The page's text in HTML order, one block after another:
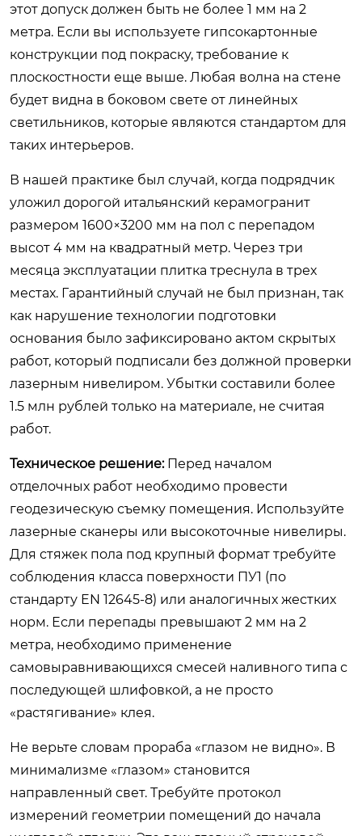
этот допуск должен быть не более 1 мм на 2
метра. Если вы используете гипсокартонные
конструкции под покраску, требование к
плоскостности еще выше. Любая волна на стене
будет видна в боковом свете от линейных
светильников, которые являются стандартом для
таких интерьеров.
В нашей практике был случай, когда подрядчик
уложил дорогой итальянский керамогранит
размером 1600×3200 мм на пол с перепадом
высот 4 мм на квадратный метр. Через три
месяца эксплуатации плитка треснула в трех
местах. Гарантийный случай не был признан, так
как нарушение технологии подготовки
основания было зафиксировано актом скрытых
работ, который подписали без должной проверки
лазерным нивелиром. Убытки составили более
1.5 млн рублей только на материале, не считая
работ.
Техническое решение:Перед началом
отделочных работ необходимо провести
геодезическую съемку помещения. Используйте
лазерные сканеры или высокоточные нивелиры.
Для стяжек пола под крупный формат требуйте
соблюдения класса поверхности ПУ1 (по
стандарту EN 12645-8) или аналогичных жестких
норм. Если перепады превышают 2 мм на 2
метра, необходимо применение
самовыравнивающихся смесей наливного типа с
последующей шлифовкой, а не просто
«растягивание» клея.
Не верьте словам прораба «глазом не видно». В
минимализме «глазом» становится
направленный свет. Требуйте протокол
измерений геометрии помещений до начала